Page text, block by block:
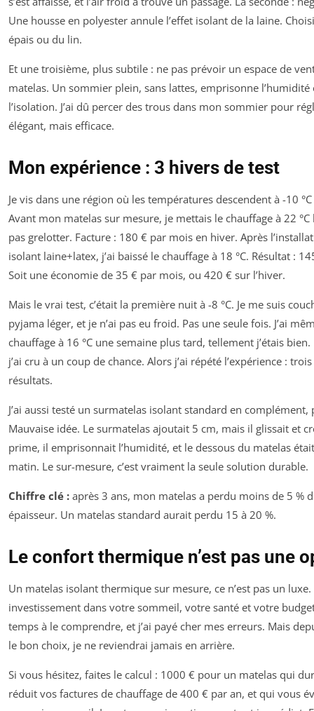
Une housse en polyester annule l’effet isolant de la laine.
épais ou du lin.
Et une troisième, plus subtile : ne pas prévoir un espace de
matelas. Un sommier plein, sans lattes, emprisonne
l’isolation. J’ai dû percer des trous dans mon sommier pour
élégant, mais efficace.
Mon expérience : 3 hivers de test
Je vis dans une région où les températures descendent à -10
Avant mon matelas sur mesure, je mettais le chauffage à 22
pas grelotter. Facture : 180 € par mois en hiver. Après
isolant laine+latex, j’ai baissé le chauffage à 18 °C. Résultat :
Soit une économie de 35 € par mois, ou 420 € sur l’hiver.
Mais le vrai test, c’était la première nuit à -8 °C. Je me suis
pyjama léger, et je n’ai pas eu froid. Pas une seule fois. J’ai
chauffage à 16 °C une semaine plus tard, tellement j’étais
j’ai cru à un coup de chance. Alors j’ai répété l’expérience :
résultats.
J’ai aussi testé un surmatelas isolant standard en
Mauvaise idée. Le surmatelas ajoutait 5 cm, mais il glissait et
prime, il emprisonnait l’humidité, et le dessous du matelas
matin. Le sur-mesure, c’est vraiment la seule solution durable.
Chiffre clé : après 3 ans, mon matelas a perdu moins de 5 %
épaisseur. Un matelas standard aurait perdu 15 à 20 %.
Le confort thermique n’est pas une
Un matelas isolant thermique sur mesure, ce n’est pas un luxe.
investissement dans votre sommeil, votre santé et votre
temps à le comprendre, et j’ai payé cher mes erreurs. Mais
le bon choix, je ne reviendrai jamais en arrière.
Si vous hésitez, faites le calcul : 1000 € pour un matelas qui
réduit vos factures de chauffage de 400 € par an, et qui vous